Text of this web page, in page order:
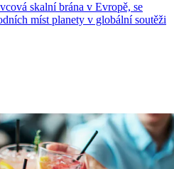
skalní brána v Evropě, se
míst planety v globální soutěži